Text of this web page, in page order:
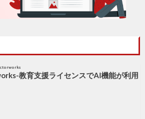
教育支援ライセンスでAI機能が利用